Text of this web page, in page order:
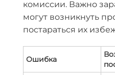
комиссии. Важно
могут возникнуть
постараться их
Ошибка